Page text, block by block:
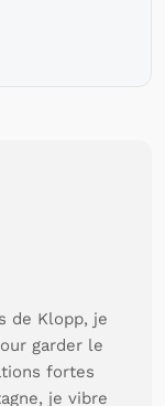
de Klopp, je
garder le
fortes
je vibre